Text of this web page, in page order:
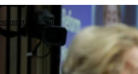
et Transport